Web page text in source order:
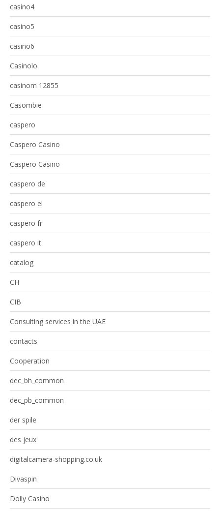
casino4
casino5
casino6
Casinolo
casinom 12855
Casombie
caspero
Caspero Casino
Caspero Casino
caspero de
caspero el
caspero fr
caspero it
catalog
CH
CIB
Consulting services in the UAE
contacts
Cooperation
dec_bh_common
dec_pb_common
der spile
des jeux
digitalcamera-shopping.co.uk
Divaspin
Dolly Casino